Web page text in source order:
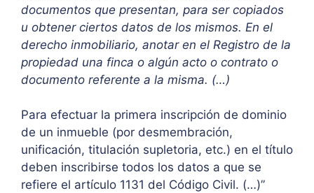
documentos que presentan, para ser copiados
u obtener ciertos datos de los mismos. En el
derecho inmobiliario, anotar en el Registro de la
propiedad una finca o algún acto o contrato o
documento referente a la misma. (…)
Para efectuar la primera inscripción de dominio
de un inmueble (por desmembración,
unificación, titulación supletoria, etc.) en el título
deben inscribirse todos los datos a que se
refiere el artículo 1131 del Código Civil. (…)”